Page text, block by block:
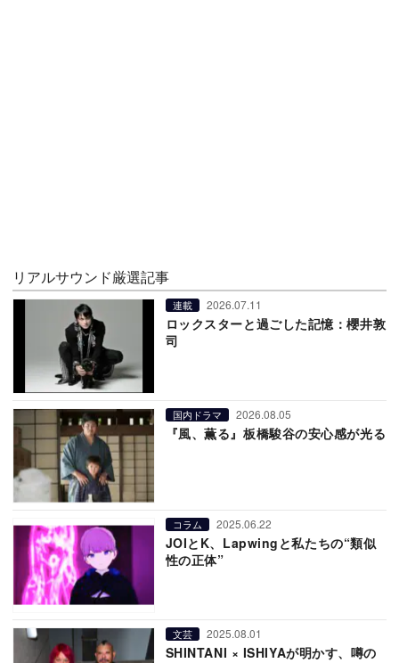
リアルサウンド厳選記事
連載 2026.07.11
ロックスターと過ごした記憶：櫻井敦
司
国内ドラマ 2026.08.05
『風、薫る』板橋駿谷の安心感が光る
コラム 2025.06.22
JOIとK、Lapwingと私たちの“類似
性の正体”
文芸 2025.08.01
SHINTANI × ISHIYAが明かす、噂の